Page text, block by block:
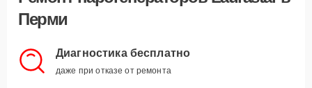
Перми
Диагностика бесплатно
даже при отказе от ремонта